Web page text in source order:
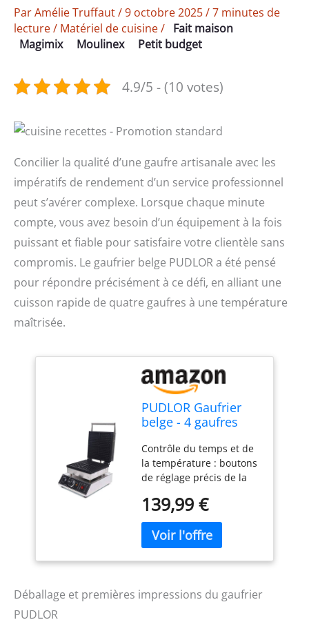
ParAmélie Truffaut/9 octobre 2025/7 minutes de
lecture/ Matériel de cuisine/ Fait maison
Magimix
Moulinex Petit budget
4.9/5 - (10 votes)
Concilier la qualité d’une gaufre artisanale avec les
impératifs de rendement d’un service professionnel
peut s’avérer complexe. Lorsque chaque minute
compte, vous avez besoin d’un équipement à la fois
puissant et fiable pour satisfaire votre clientèle sans
compromis. Le gaufrier belge PUDLOR a été pensé
pour répondre précisément à ce défi, en alliant une
cuisson rapide de quatre gaufres à une température
maîtrisée.
PUDLOR Gaufrier
belge - 4 gaufres
Température
réglable à 180 ° -
Convient pour
boulangeries,
restaurants,
commissaries,
cantines
Contrôle du temps et de
la température : boutons
de réglage précis de la
température avec échelle
claire de 0 à 5 minutes et
50 à 300 °C. La lumière
LED indique l'état de
chauffage. Alarme claire
gaufre est prête, pas
139,99 €
Déballage et premières impressions du gaufrier
PUDLOR